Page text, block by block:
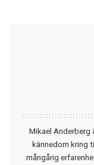
Mikael Anderberg
kännedom kring
mångårig